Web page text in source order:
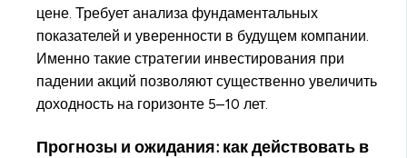
цене. Требует анализа фундаментальных
показателей и уверенности в будущем компании.
Именно такие стратегии инвестирования при
падении акций позволяют существенно увеличить
доходность на горизонте 5–10 лет.
Прогнозы и ожидания: как действовать в